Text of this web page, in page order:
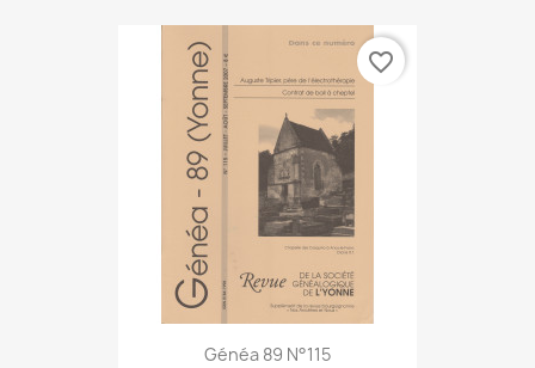
Généa 89 N°115
favorite_border